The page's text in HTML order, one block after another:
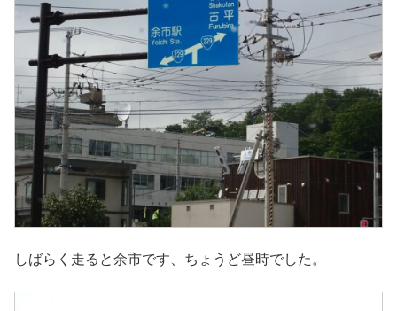
しばらく走ると余市です、ちょうど昼時でした。